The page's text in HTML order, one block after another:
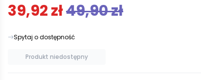
39,92 zł49,90 zł
Spytaj o dostępność
Produkt niedostępny